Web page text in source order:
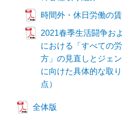
時間外・休日労働の
2021春季生活闘争お
における「すべての
方」の見直しとジェ
に向けた具体的な取
点）
全体版